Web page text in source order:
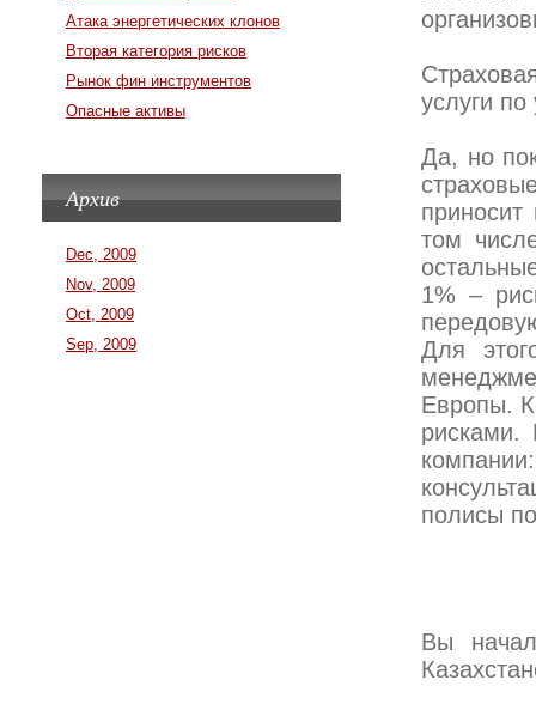
услуги
Да, но
том
1% –
Для
Европы.
рисками.
полисы
Вы
Атака энергетических клонов
Вторая категория рисков
Рынок фин инструментов
Опасные активы
Архив
Dec, 2009
Nov, 2009
Oct, 2009
Sep, 2009